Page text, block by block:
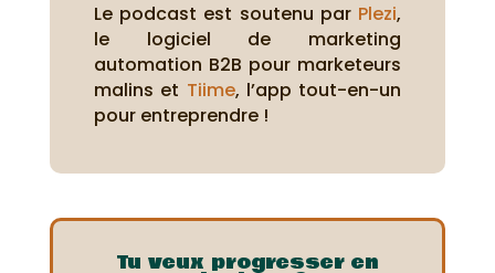
Le podcast est soutenu par Plezi,
le logiciel de marketing
automation B2B pour marketeurs
malins et Tiime, l’app tout-en-un
pour entreprendre !
Tu veux progresser en